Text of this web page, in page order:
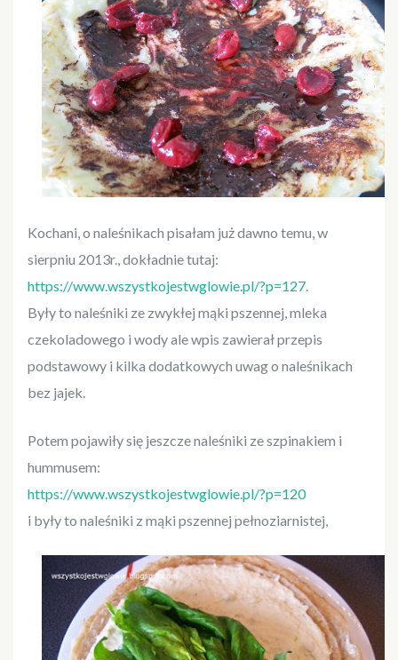
Kochani, o naleśnikach pisałam już dawno temu, w
sierpniu 2013r., dokładnie tutaj:
https://www.wszystkojestwglowie.pl/?p=127
Były to naleśniki ze zwykłej mąki pszennej, mleka
czekoladowego i wody ale wpis zawierał przepis
podstawowy i kilka dodatkowych uwag o naleśnikach
bez jajek.
Potem pojawiły się jeszcze naleśniki ze szpinakiem i
hummusem:
https://www.wszystkojestwglowie.pl/?p=120
i były to naleśniki z mąki pszennej pełnoziarnistej,